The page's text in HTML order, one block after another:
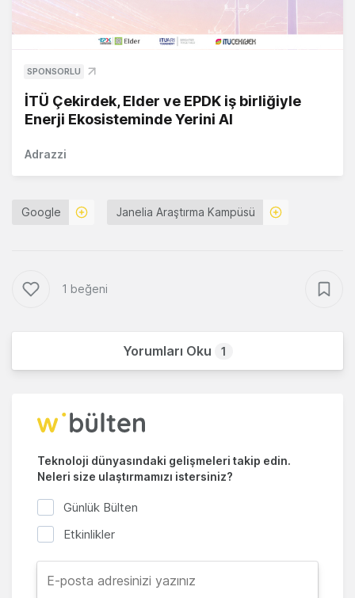
SPONSORLU
İTÜ Çekirdek, Elder ve EPDK iş birliğiyle
Enerji Ekosisteminde Yerini Al
Adrazzi
Google Janelia Araştırma Kampüsü
1 beğeni
Yorumları Oku 1
Teknoloji dünyasındaki gelişmeleri takip edin.
Neleri size ulaştırmamızı istersiniz?
Günlük Bülten
Etkinlikler